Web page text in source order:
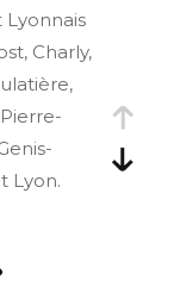
Lyonnais
Charly,
Lyon.